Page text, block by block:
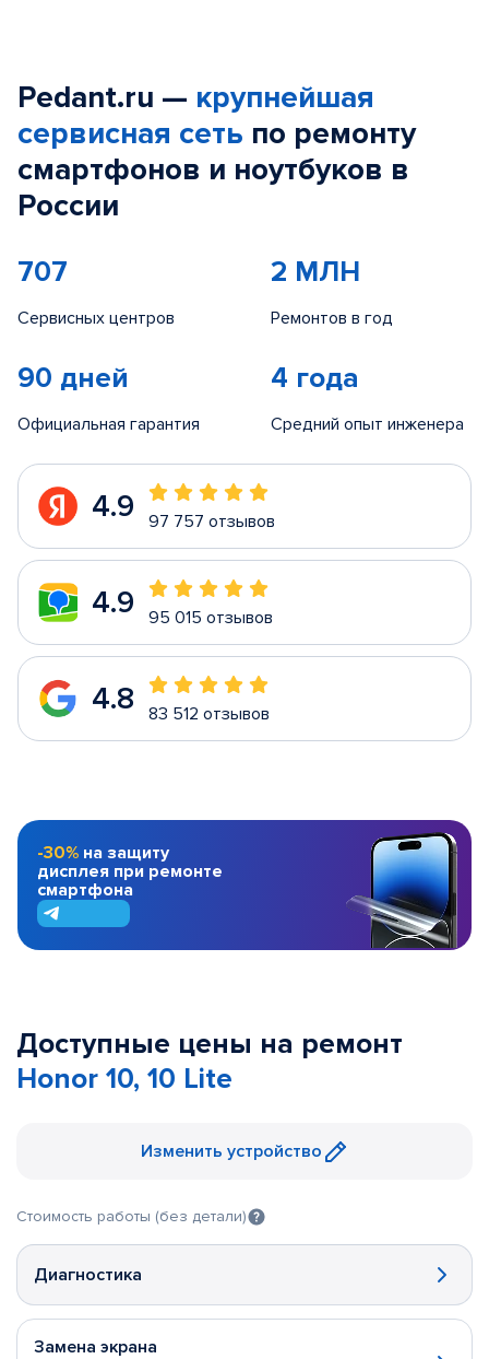
Pedant.ru — крупнейшая
сервисная сеть по ремонту
смартфонов и ноутбуков в
России
707
Сервисных центров
2 МЛН
Ремонтов в год
90 дней
Официальная гарантия
4 года
Средний опыт инженера
4.9 97 757 отзывов
4.9 95 015 отзывов
4.8 83 512 отзывов
-30% на защиту
дисплея при ремонте
смартфона
Доступные цены на ремонт
Honor 10, 10 Lite
Изменить устройство
Стоимость работы (без детали)
Диагностика
Замена экрана